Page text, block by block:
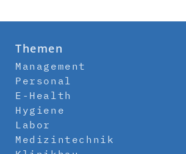
Themen
Management
Personal
E-Health
Hygiene
Labor
Medizintechnik